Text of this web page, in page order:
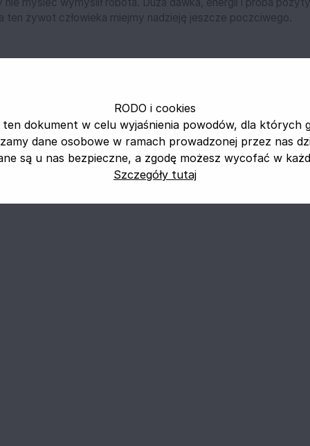
ten żywot człowieka miejmy nadzieję jeszcze poczciwego.
RODO i cookies
ten dokument w celu wyjaśnienia powodów, dla których
dane osobowe w ramach prowadzonej przez nas
są u nas bezpieczne, a zgodę możesz wycofać w
Szczegóły tutaj